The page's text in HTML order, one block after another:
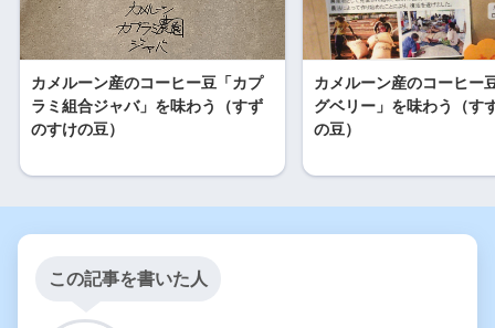
カメルーン産のコーヒー豆「カプ
ラミ組合ジャバ」を味わう（すず
のすけの豆）
カメルーン産のコーヒー
グベリー」を味わう（す
の豆）
この記事を書いた人